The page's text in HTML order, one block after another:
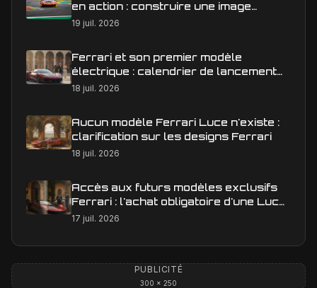
en action : construire une image
éditoriale qui raconte la course
19 juil. 2026
Ferrari et son premier modèle
électrique : calendrier de lancement
en Europe
18 juil. 2026
Aucun modèle Ferrari Luce n'existe :
clarification sur les designs Ferrari
18 juil. 2026
Accès aux futurs modèles exclusifs
Ferrari : l'achat obligatoire d'une Luce
est-il une réalité ?
17 juil. 2026
PUBLICITÉ
300 × 250